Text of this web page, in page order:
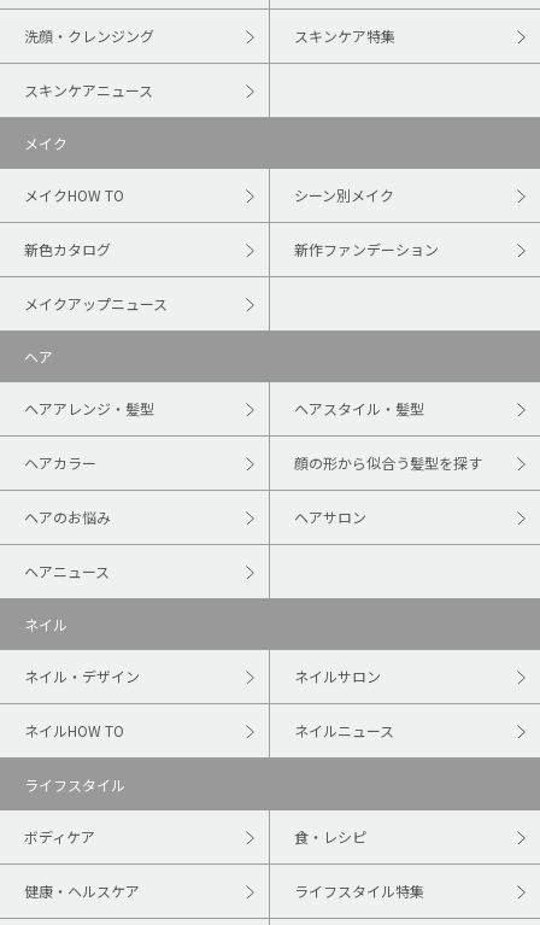
洗顔・クレンジング スキンケア特集
スキンケアニュース
メイク
メイクHOW TO シーン別メイク
新色カタログ 新作ファンデーション
メイクアップニュース
ヘア
ヘアアレンジ・髪型 ヘアスタイル・髪型
ヘアカラー 顔の形から似合う髪型を探す
ヘアのお悩み ヘアサロン
ヘアニュース
ネイル
ネイル・デザイン ネイルサロン
ネイルHOW TO ネイルニュース
ライフスタイル
ボディケア 食・レシピ
健康・ヘルスケア ライフスタイル特集